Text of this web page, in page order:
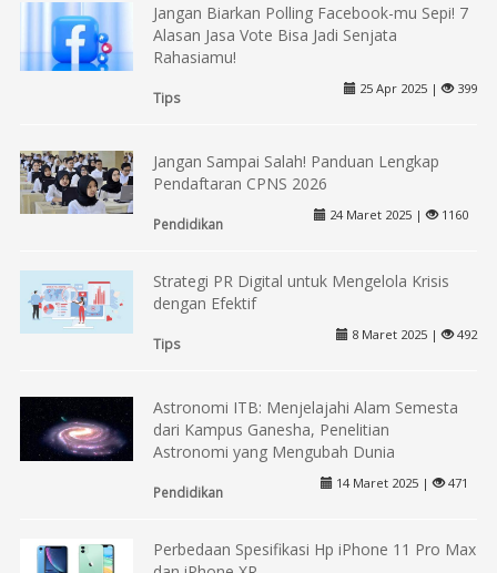
Jangan Biarkan Polling Facebook-mu Sepi! 7
Alasan Jasa Vote Bisa Jadi Senjata
Rahasiamu!
Tips
25 Apr 2025 | 399
Jangan Sampai Salah! Panduan Lengkap
Pendaftaran CPNS 2026
Pendidikan
24 Maret 2025 | 1160
Strategi PR Digital untuk Mengelola Krisis
dengan Efektif
Tips
8 Maret 2025 | 492
Astronomi ITB: Menjelajahi Alam Semesta
dari Kampus Ganesha, Penelitian
Astronomi yang Mengubah Dunia
Pendidikan
14 Maret 2025 | 471
Perbedaan Spesifikasi Hp iPhone 11 Pro Max